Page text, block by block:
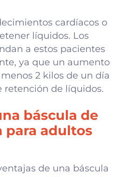
cardíacos o
líquidos. Los
a estos pacientes
ya que un aumento
2 kilos de un día
retención de líquidos.
báscula de
para adultos
de una báscula